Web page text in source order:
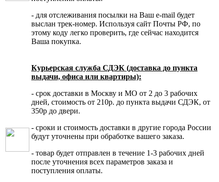
- для отслеживания посылки на Ваш e-mail будет
выслан трек-номер. Используя сайт Почты РФ, по
этому коду легко проверить, где сейчас находится
Ваша покупка.
Курьерская служба СДЭК (доставка до пункта
выдачи, офиса или квартиры):
- срок доставки в Москву и МО от 2 до 3 рабочих
дней, стоимость от 210р. до пункта выдачи СДЭК, от
350р до двери.
- сроки и стоимость доставки в другие города России
будут уточнены при обработке вашего заказа.
- товар будет отправлен в течение 1-3 рабочих дней
после уточнения всех параметров заказа и
поступления оплаты.